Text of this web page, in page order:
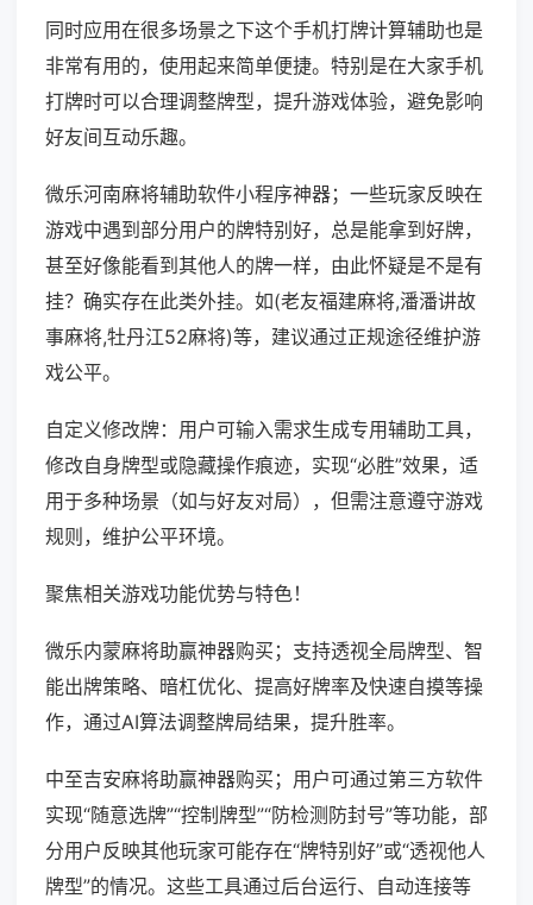
同时应用在很多场景之下这个手机打牌计算辅助也是
非常有用的，使用起来简单便捷。特别是在大家手机
打牌时可以合理调整牌型，提升游戏体验，避免影响
好友间互动乐趣。
微乐河南麻将辅助软件小程序神器；一些玩家反映在
游戏中遇到部分用户的牌特别好，总是能拿到好牌，
甚至好像能看到其他人的牌一样，由此怀疑是不是有
挂？确实存在此类外挂。如(老友福建麻将,潘潘讲故
事麻将,牡丹江52麻将)等，建议通过正规途径维护游
戏公平。
自定义修改牌：用户可输入需求生成专用辅助工具，
修改自身牌型或隐藏操作痕迹，实现“必胜”效果，适
用于多种场景（如与好友对局），但需注意遵守游戏
规则，维护公平环境。
聚焦相关游戏功能优势与特色！
微乐内蒙麻将助赢神器购买；支持透视全局牌型、智
能出牌策略、暗杠优化、提高好牌率及快速自摸等操
作，通过AI算法调整牌局结果，提升胜率。
中至吉安麻将助赢神器购买；用户可通过第三方软件
实现“随意选牌”“控制牌型”“防检测防封号”等功能，部
分用户反映其他玩家可能存在“牌特别好”或“透视他人
牌型”的情况。这些工具通过后台运行、自动连接等